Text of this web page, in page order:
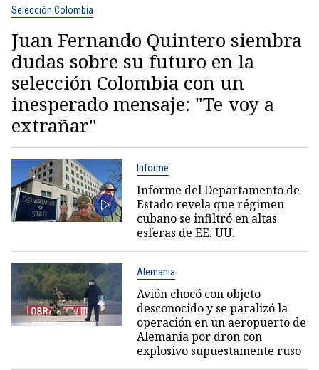
Selección Colombia
Juan Fernando Quintero siembra
dudas sobre su futuro en la
selección Colombia con un
inesperado mensaje: "Te voy a
extrañar"
Informe
Informe del Departamento de
Estado revela que régimen
cubano se infiltró en altas
esferas de EE. UU.
Alemania
Avión chocó con objeto
desconocido y se paralizó la
operación en un aeropuerto de
Alemania por dron con
explosivo supuestamente ruso